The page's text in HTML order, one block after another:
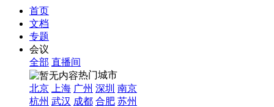
首页
文档
专题
会议
全部 直播间
热门城市
北京
上海 广州 深圳 南京
杭州 武汉 成都 合肥 苏州